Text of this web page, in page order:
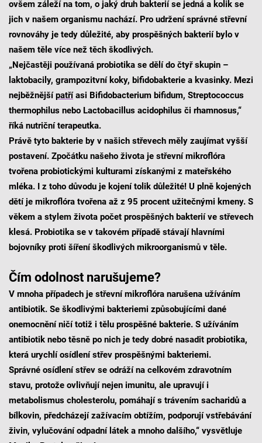
ovšem záleží na tom, o jaký druh bakterií se jedná a kolik se
jich v našem organismu nachází. Pro udržení správné střevní
rovnováhy je tedy důležité, aby prospěšných bakterií bylo v
našem těle více než těch škodlivých.
„Nejčastěji používaná probiotika se dělí do čtyř skupin –
laktobacily, grampozitvní koky, bifidobakterie a kvasinky. Mezi
nejběžnějšípatří asi Bifidobacterium bifidum, Streptococcus
thermophilus nebo Lactobacillus acidophilus či rhamnosus,“
říká nutriční terapeutka.
Právě tyto bakterie by v našich střevech měly zaujímat vyšší
postavení. Zpočátku našeho života je střevní mikroflóra
tvořena probiotickými kulturami získanými z mateřského
mléka. I z toho důvodu je kojení tolik důležité! U plně kojených
dětí je mikroflóra tvořena až z 95 procent užitečnými kmeny. S
věkem a stylem života počet prospěšných bakterií ve střevech
klesá. Probiotika se v takovém případě stávají hlavními
bojovníky proti šíření škodlivých mikroorganismů v těle.
Čím odolnost narušujeme?
V mnoha případech je střevní mikroflóra narušena užíváním
antibiotik. Se škodlivými bakteriemi způsobujícími dané
onemocnění ničí totiž i tělu prospěšné bakterie. S užíváním
antibiotik nebo těsně po nich je tedy dobré nasadit probiotika,
která urychlí osídlení střev prospěšnými bakteriemi.
Správné osídlení střev se odráží na celkovém zdravotním
stavu, protože ovlivňují nejen imunitu, ale upravují i
metabolismus cholesterolu, pomáhají s trávením sacharidů a
bílkovin, předcházejí zažívacím obtížím, podporují vstřebávání
živin, vylučování odpadní látek a mnoho dalšího,“ vysvětluje